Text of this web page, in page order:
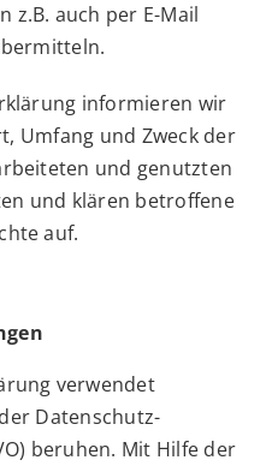
z.B. auch per E-Mail
informieren wir
Umfang und Zweck der
und genutzten
und klären betroffene
auf.
verwendet
Datenschutz-
beruhen. Mit Hilfe der